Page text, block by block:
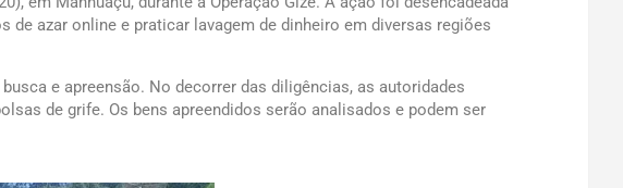
azar online e praticar lavagem de dinheiro em diversas regiões
e apreensão. No decorrer das diligências, as autoridades
de grife. Os bens apreendidos serão analisados e podem ser